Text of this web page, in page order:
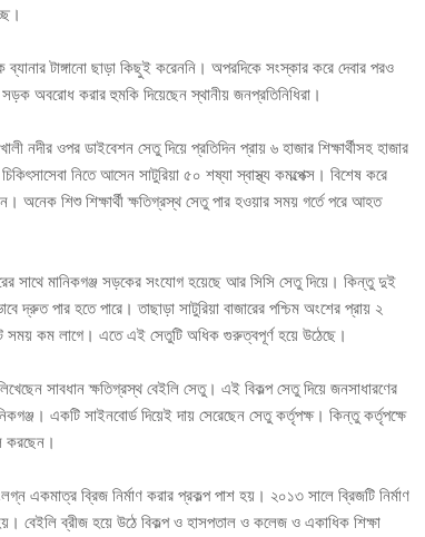
টাঙ্গানো ছাড়া কিছুই করেননি। অপরদিকে সংস্কার করে দেবার পরও
অবরোধ করার হুমকি দিয়েছেন স্থানীয় জনপ্রতিনিধিরা।
নদীর ওপর ডাইবেশন সেতু দিয়ে প্রতিদিন প্রায় ৬ হাজার শিক্ষার্থীসহ হাজার
নিতে আসেন সাটুরিয়া ৫০ শষ্যা স্বাস্থ্য কমল্পেক্স। বিশেষ করে
অনেক শিশু শিক্ষার্থী ক্ষতিগ্রস্থ সেতু পার হওয়ার সময় গর্তে পরে আহত
সাথে মানিকগঞ্জ সড়কের সংযোগ হয়েছে আর সিসি সেতু দিয়ে। কিন্তু দুই
দ্রুত পার হতে পারে। তাছাড়া সাটুরিয়া বাজারের পশ্চিম অংশের প্রায় ২
সময় কম লাগে। এতে এই সেতুটি অধিক গুরুত্বপূর্ণ হয়ে উঠেছে।
সাবধান ক্ষতিগ্রস্থ বেইলি সেতু। এই বিকল্প সেতু দিয়ে জনসাধারণের
একটি সাইনবোর্ড দিয়েই দায় সেরেছেন সেতু কর্তৃপক্ষ। কিন্তু কর্তৃপক্ষে
করছেন।
একমাত্র ব্রিজ নির্মাণ করার প্রকল্প পাশ হয়। ২০১৩ সালে ব্রিজটি নির্মাণ
বেইলি ব্রীজ হয়ে উঠে বিকল্প ও হাসপতাল ও কলেজ ও একাধিক শিক্ষা